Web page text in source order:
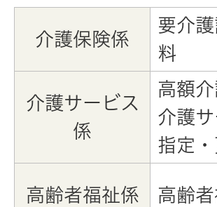
介護保険係
要介
料
介護サービス
係
高額
介護
指定
高齢者福祉係 高齢